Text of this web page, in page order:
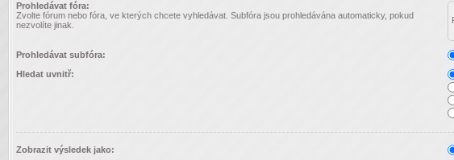
Prohledávat fóra:
Zvolte fórum nebo fóra, ve kterých chcete vyhledávat. Subfóra jsou prohledávána automaticky, pokud
nezvolíte jinak.
Prohledávat subfóra:
Hledat uvnitř:
Zobrazit výsledek jako: